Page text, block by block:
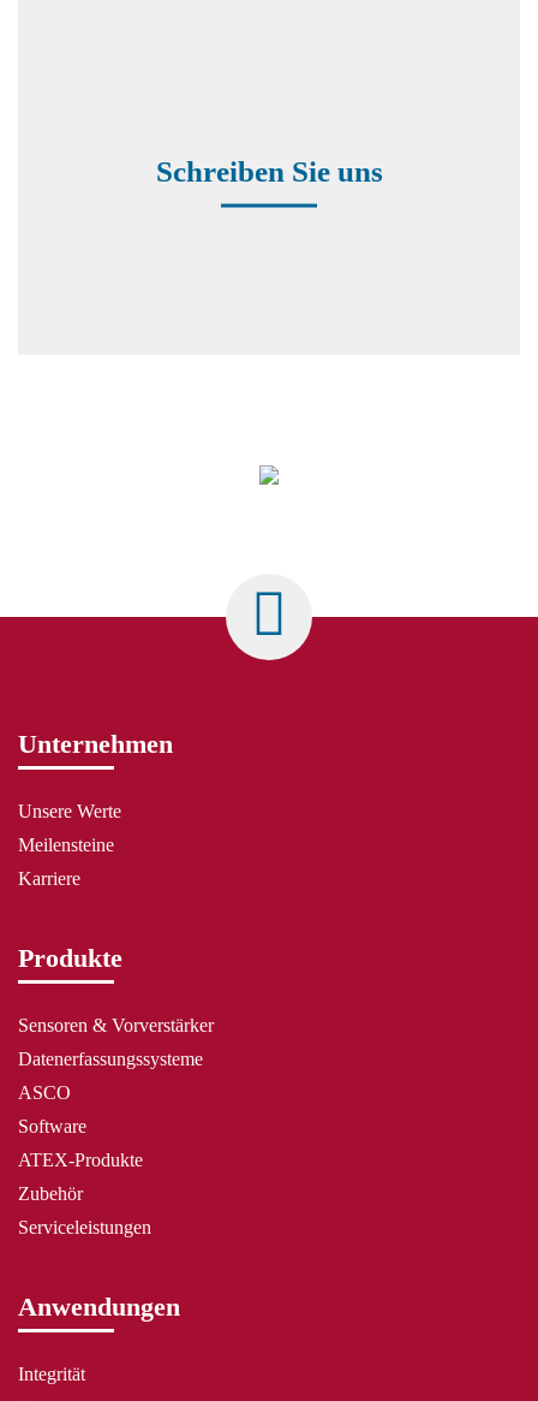
Schreiben Sie uns
Unternehmen
Unsere Werte
Meilensteine
Karriere
Produkte
Sensoren & Vorverstärker
Datenerfassungssysteme
ASCO
Software
ATEX-Produkte
Zubehör
Serviceleistungen
Anwendungen
Integrität